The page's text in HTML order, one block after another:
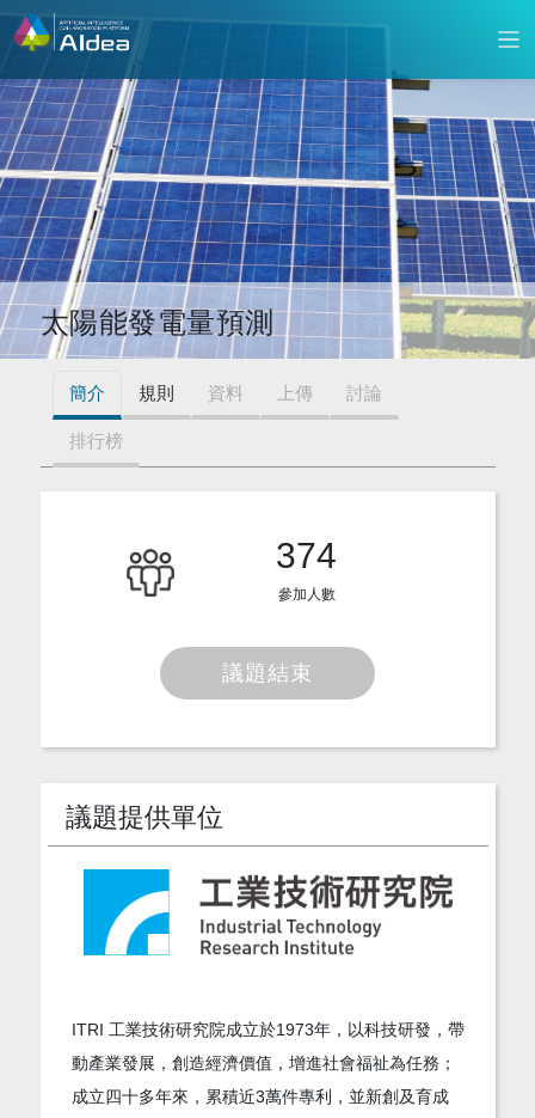
太陽能發電量預測
簡介 規則 資料 上傳 討論
排行榜
374
參加人數
議題結束
議題提供單位
ITRI 工業技術研究院成立於1973年，以科技研發，帶
動產業發展，創造經濟價值，增進社會福祉為任務；
成立四十多年來，累積近3萬件專利，並新創及育成